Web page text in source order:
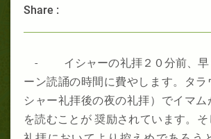
Share :
- イシャーの礼拝２０分前、早
ーン読誦の時間に費やします。タラ
シャー礼拝後の夜の礼拝）でイマ
を読むことが 奨励されています。